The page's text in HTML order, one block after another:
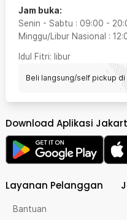
Jam buka:
Senin - Sabtu : 09:00 -
Minggu/Libur Nasional :
Idul Fitri: libur
Beli langsung/self pickup di
Download Aplikasi
Layanan Pelanggan
Bantuan